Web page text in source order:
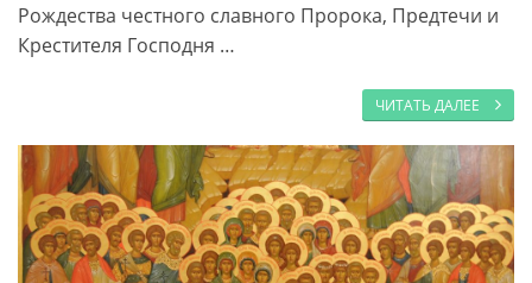
Рождества честного славного Пророка, Предтечи и
Крестителя Господня …
ЧИТАТЬ ДАЛЕЕ